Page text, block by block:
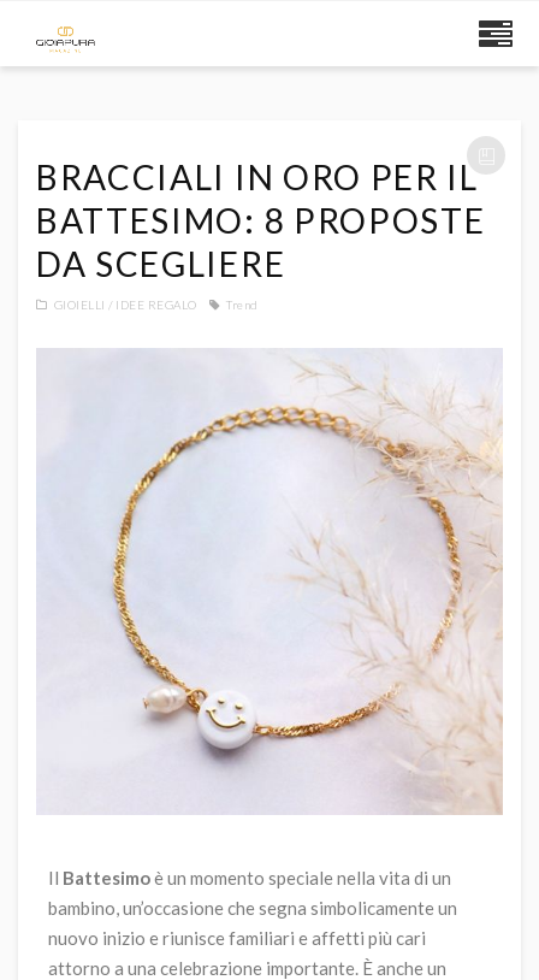
BRACCIALI IN ORO PER IL
BATTESIMO: 8 PROPOSTE
DA SCEGLIERE
GIOIELLI IDEE REGALO Trend
Il Battesimoè un momento speciale nella vita di un
bambino, un’occasione che segna simbolicamente un
nuovo inizio e riunisce familiari e affetti più cari
attorno a una celebrazione importante. È anche un